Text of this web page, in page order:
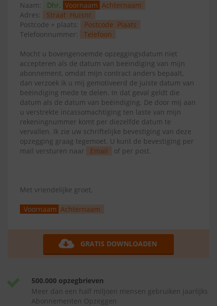
Naam: Dhr. Voornaam Achternaam
Adres:
Straat Huisnr
Postcode + plaats:
Postcode Plaats
Telefoonnummer:
Telefoon
Mocht u bovengenoemde opzeggingsdatum niet
accepteren als de datum van beëindiging van mijn
abonnement, omdat mijn contract anders bepaalt,
dan verzoek ik u mij gemotiveerd de juiste datum van
beëindiging mede te delen. In dat geval geldt die
datum als de datum van beëindiging. De door mij aan
u verstrekte incassomachtiging ten laste van mijn
rekeningnummer komt per diezelfde datum te
vervallen. Ik zie uw schriftelijke bevestiging van deze
opzegging graag tegemoet. U kunt de bevestiging per
mail versturen naar
Email of per post.
Met vriendelijke groet,
Voornaam Achternaam
GRATIS DOWNLOADEN
500.000 opzegbrieven
Meer dan een half miljoen mensen gebruiken jaarlijks
Abonnementen Opzeggen